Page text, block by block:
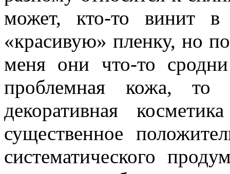
может, кто-то винит
«красивую» пленку, но
меня они что-то
проблемная кожа,
декоративная
существенное
систематического